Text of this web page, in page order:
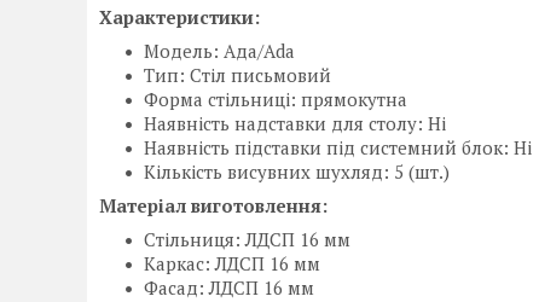
Характеристики:
Модель: Ада/Ada
Тип: Стіл письмовий
Форма стільниці: прямокутна
Наявність надставки для столу: Ні
Наявність підставки під системний блок: Ні
Кількість висувних шухляд: 5 (шт.)
Матеріал виготовлення:
Стільниця: ЛДСП 16 мм
Каркас: ЛДСП 16 мм
Фасад: ЛДСП 16 мм